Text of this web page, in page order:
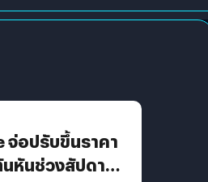
จ่อปรับขึ้นราคา
หันช่วงสัปดาห์ที่